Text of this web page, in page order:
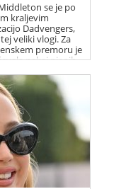
se je po
kraljevim
Dadvengers,
veliki vlogi. Za
premoru je
nekaj njenih